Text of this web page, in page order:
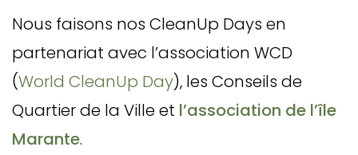
Nous faisons nos CleanUp Days en
partenariat avec l’association WCD
(World CleanUp Day), les Conseils de
Quartier de la Ville et l’association de l’île
Marante.